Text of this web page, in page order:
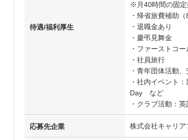
待遇/福利厚生
※月40時間の固定
・帰省旅費補助
・退職金あり
・慶弔見舞金
・ファーストコー
・社員旅行
・青年団体活動
・社内イベント
Day など
・クラブ活動：
応募先企業 株式会社キャリ